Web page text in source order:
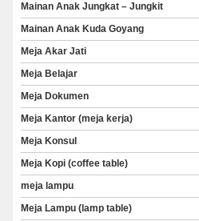
Mainan Anak Jungkat – Jungkit
Mainan Anak Kuda Goyang
Meja Akar Jati
Meja Belajar
Meja Dokumen
Meja Kantor (meja kerja)
Meja Konsul
Meja Kopi (coffee table)
meja lampu
Meja Lampu (lamp table)